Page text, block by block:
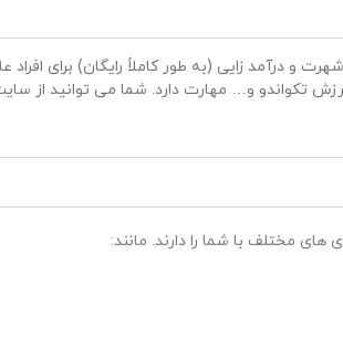
درآمد زایی (به طور کاملاً رایگان) برای افراد
تکواندو و… مهارت دارد. شما می توانید از
مختلف با شما را دارند. مانند: